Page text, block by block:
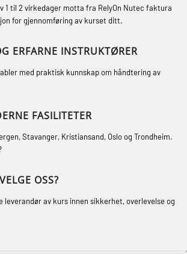
grunnleggende
repetisjon (GMDSS)
(OBS1055)
– Offshore (Blended with
e-learning + practical)
– Offshore (Blended: e-
(RBSBLE001)
Oppdatering Offiserer
Behandling med
for offiserer 24 t
førstehjelp (MFA1081)
førstehjelp
(MBSBLE025)
Medisinsk
fra Offshore Norge til
(LFI105)
for ansatte på
(LBS100)
– Webinar (LSP103)
1 til 2 virkedager motta fra RelyOn Nutec faktura
for gjennomføring av kurset ditt.
ERFARNE INSTRUKTØRER
med praktisk kunnskap om håndtering av
FASILITETER
Stavanger, Kristiansand, Oslo og Trondheim.
OSS?
leverandør av kurs innen sikkerhet, overlevelse og